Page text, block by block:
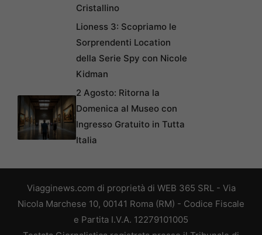
Cristallino
Lioness 3: Scopriamo le
Sorprendenti Location
della Serie Spy con Nicole
Kidman
2 Agosto: Ritorna la
Domenica al Museo con
Ingresso Gratuito in Tutta
Italia
Viagginews.com di proprietà di WEB 365 SRL - Via
Nicola Marchese 10, 00141 Roma (RM) - Codice Fiscale
e Partita I.V.A. 12279101005